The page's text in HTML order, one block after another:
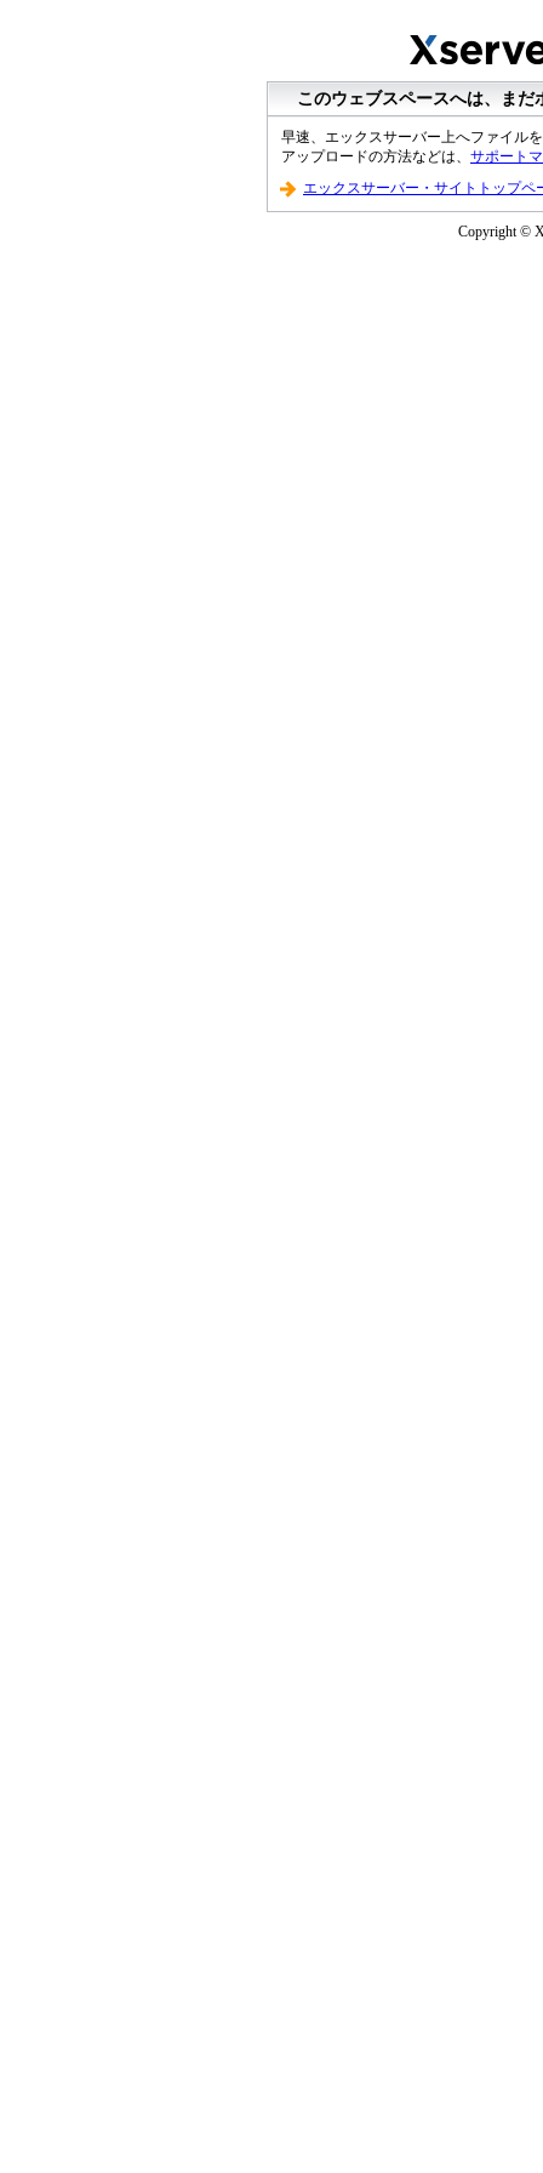
このウェブスペースへは、ま
早速、エックスサーバー上へファイル
アップロードの方法などは、 サポート
エックスサーバー・サイトトップペ
Copyright ©